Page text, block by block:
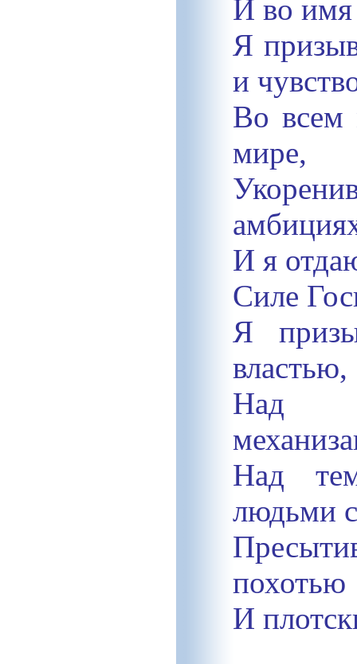
И во
Я
и
Во всем
мире,
И я
Силе
Я
властью,
Над
Над
людьми
похотью
И